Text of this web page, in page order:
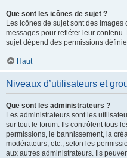
Que sont les icônes de sujet ?
Les icônes de sujet sont des
messages pour refléter leur
sujet dépend des permissions
Haut
Niveaux d’utilisateurs et
Que sont les administrateurs ?
Les administrateurs sont les
sur tout le forum. Ils contrôlent tous
permissions, le bannissement, la
modérateurs, etc., selon les
aux autres administrateurs. Ils